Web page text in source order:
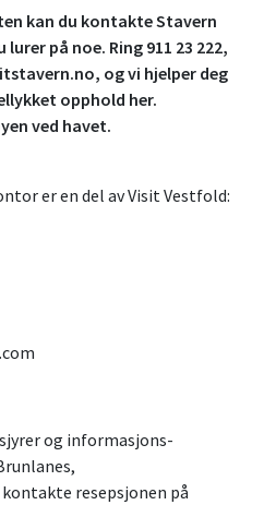
kan du kontakte Stavern
på noe. Ring 911 23 222,
og vi hjelper deg
opphold her.
ved havet.
er en del av Visit Vestfold:
og informasjons-
resepsjonen på